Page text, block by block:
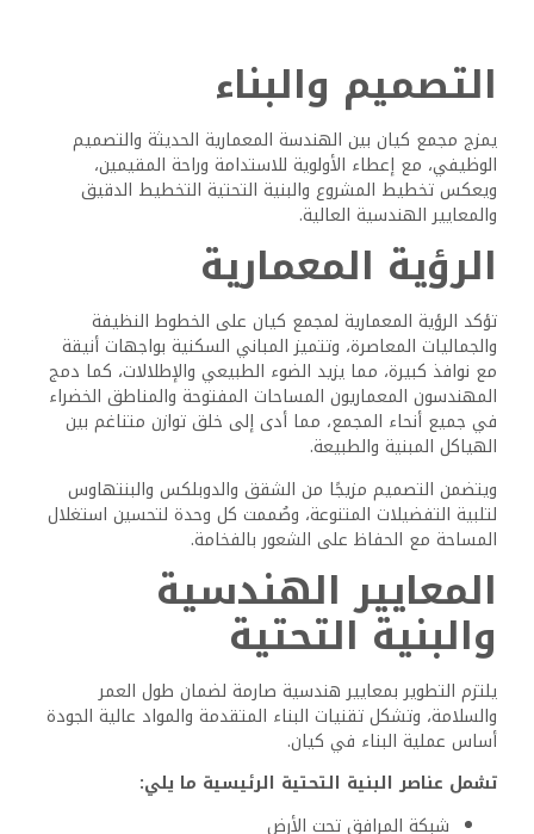
شبكة المرافق تحت الأرض
أحدث مرافق معالجة المياه
شبكة كهربائية قوية مع أنظمة احتياطية
اتصال إنترنت عالي السرعة عبر الألياف الضوئية
وقد صُممت هذه الأنظمة لتحقيق الكفاءة والحد الأدنى من
التأثير البيئي، بما يتماشى مع أهداف التنمية المستدامة.
حالة البناء
اعتبارًا من يوليو 2024، أصبح مجمع كيان قيد التطوير النشط،
ونُفذ المشروع على مراحل لضمان التسليم في الوقت المناسب
والحفاظ على مراقبة الجودة.
يشمل التقدم الحالي ما يلي:
الانتهاء من الأعمال التأسيسية
تشييد العديد من المباني السكنية
استمرار تنسيق الحدائق في المناطق العامة
تستخدم فرق البناء المعدات والتقنيات الحديثة لتسريع عملية
البناء مع الحفاظ على معايير الجودة الصارمة، وقد التزم
المطورون بتحديثات التقدم المنتظمة، وإبقاء السكان
المستقبليين على علم بتقدم المشروع.
الوحدات والتسعير
يقدم مجمع كيان مجموعة متنوعة من الخيارات السكنية التي
تناسب مختلف التفضيلات والميزانيات، ويتميز المشروع بأسعار
تنافسية وخطط سداد مرنة لتسهيل ملكية المنازل.